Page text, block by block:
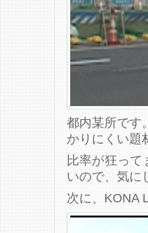
都内某所です
かりにくい題
比率が狂っ
いので、気に
次に、KONA